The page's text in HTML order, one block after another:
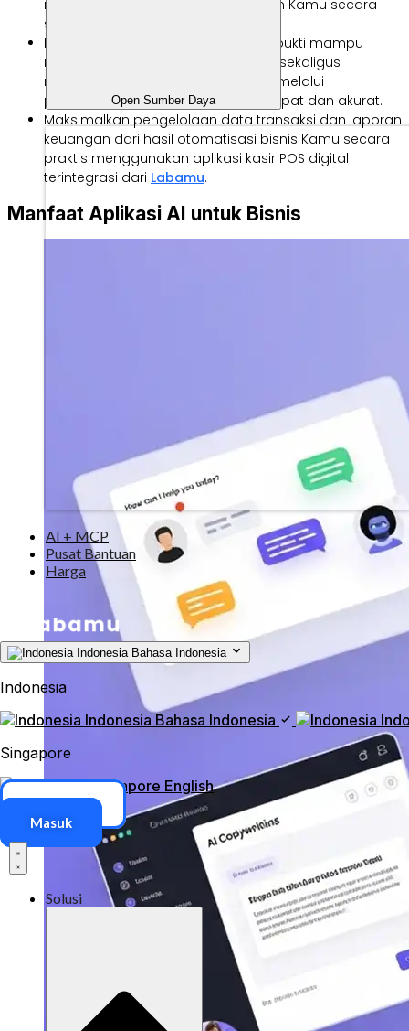
Open Sumber Daya
AI + MCP
Pusat Bantuan
Harga
Indonesia Bahasa Indonesia
Indonesia
Indonesia Bahasa Indonesia
Singapore
Singapore English
Masuk
Solusi
memangkas waktu kerja manual tim Kamu secara
signifikan.
Penerapan teknologi modern ini terbukti mampu
menekan biaya operasional harian sekaligus
meningkatkan loyalitas pelanggan melalui
personalisasi layanan yang lebih cepat dan akurat.
Maksimalkan pengelolaan data transaksi dan laporan
keuangan dari hasil otomatisasi bisnis Kamu secara
praktis menggunakan aplikasi kasir POS digital
terintegrasi dari Labamu.
Manfaat Aplikasi AI untuk Bisnis